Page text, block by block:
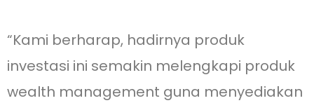
“Kami berharap, hadirnya produk
investasi ini semakin melengkapi produk
wealth management guna menyediakan